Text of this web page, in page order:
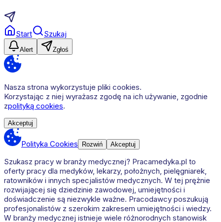
Start Szukaj
Alert Zgłoś
Nasza strona wykorzystuje pliki cookies.
Korzystając z niej wyrażasz zgodę na ich używanie, zgodnie
zpolityką cookies.
Akceptuj
Polityka Cookies Rozwiń Akceptuj
Szukasz pracy w branży medycznej? Pracamedyka.pl to
oferty pracy dla medyków, lekarzy, położnych, pielęgniarek,
ratowników i innych specjalistów medycznych. W tej prężnie
rozwijającej się dziedzinie zawodowej, umiejętności i
doświadczenie są niezwykle ważne. Pracodawcy poszukują
profesjonalistów z szerokim zakresem umiejętności i wiedzy.
W branży medycznej istnieje wiele różnorodnych stanowisk